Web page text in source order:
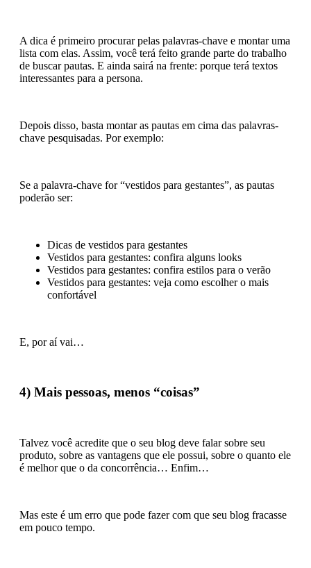
A dica é primeiro procurar pelas palavras-chave e montar uma
lista com elas. Assim, você terá feito grande parte do trabalho
de buscar pautas. E ainda sairá na frente: porque terá textos
interessantes para a persona.
Depois disso, basta montar as pautas em cima das palavras-
chave pesquisadas. Por exemplo:
Se a palavra-chave for “vestidos para gestantes”, as pautas
poderão ser:
Dicas de vestidos para gestantes
Vestidos para gestantes: confira alguns looks
Vestidos para gestantes: confira estilos para o verão
Vestidos para gestantes: veja como escolher o mais
confortável
E, por aí vai…
4) Mais pessoas, menos “coisas”
Talvez você acredite que o seu blog deve falar sobre seu
produto, sobre as vantagens que ele possui, sobre o quanto ele
é melhor que o da concorrência… Enfim…
Mas este é um erro que pode fazer com que seu blog fracasse
em pouco tempo.